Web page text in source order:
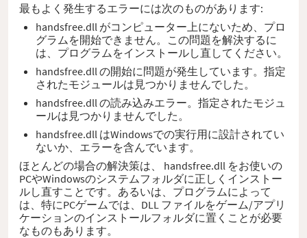
最もよく発生するエラーには次のものがあります:
handsfree.dll がコンピューター上にないため、プロ
グラムを開始できません。この問題を解決するに
は、プログラムをインストールし直してください。
handsfree.dll の開始に問題が発生しています。指定
されたモジュールは見つかりませんでした。
handsfree.dll の読み込みエラー。指定されたモジュ
ールは見つかりませんでした。
handsfree.dll はWindowsでの実行用に設計されてい
ないか、エラーを含んでいます。
ほとんどの場合の解決策は、 handsfree.dll をお使いの
PCやWindowsのシステムフォルダに正しくインストー
ルし直すことです。あるいは、プログラムによって
は、特にPCゲームでは、DLL ファイルをゲーム/アプリ
ケーションのインストールフォルダに置くことが必要
なものもあります。